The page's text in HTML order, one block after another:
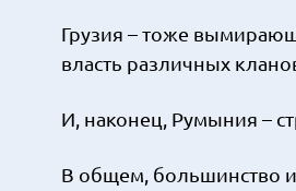
Грузия – тоже
власть различных
И, наконец, Румыния –
В общем, большинство